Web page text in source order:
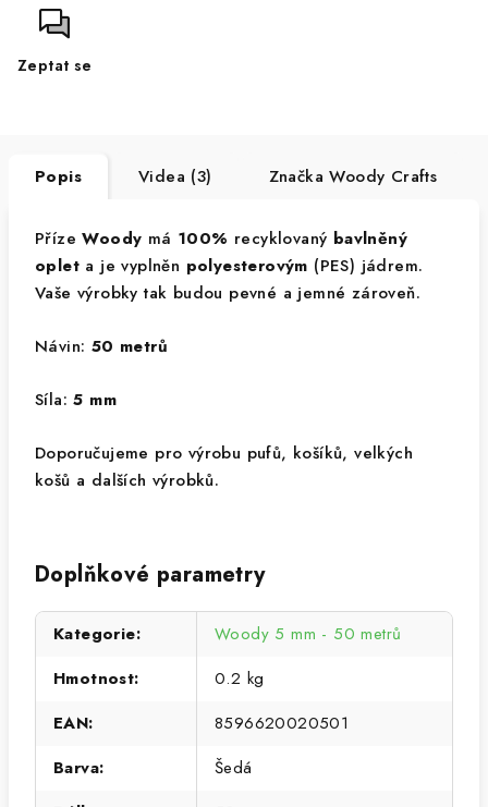
Zeptat se
Popis Videa (3) Značka Woody Crafts
PřízeWoody má 100% recyklovaný bavlněný
oplet a je vyplněn polyesterovým (PES) jádrem.
Vaše výrobky tak budou pevné a jemné zároveň.
Návin: 50 metrů
Síla:5 mm
Doporučujeme pro výrobu pufů, košíků, velkých
košů a dalších výrobků.
Doplňkové parametry
Kategorie:
Woody 5 mm - 50 metrů
Hmotnost:
0.2 kg
EAN:
8596620020501
Barva:
Šedá